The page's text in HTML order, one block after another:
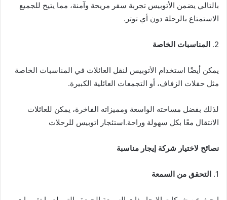
بالتالي يضمن الأتوبيس تجربة سفر مريحة وآمنة، مما يتيح للجميع
الاستمتاع بالرحلة دون أي توتر.
2. المناسبات الخاصة
يمكن أيضًا استخدام الأتوبيس لنقل العائلات في المناسبات الخاصة
مثل حفلات الزفاف، أو التجمعات العائلية الكبيرة.
لذلك بفضل مساحته الواسعة ومميزاته الفاخرة، يمكن للعائلات
الانتقال معًا بكل سهولة وراحة.استئجار اتوبيس للرحلات
نصائح لاختيار شركة إيجار مناسبة
1. التحقق من السمعة